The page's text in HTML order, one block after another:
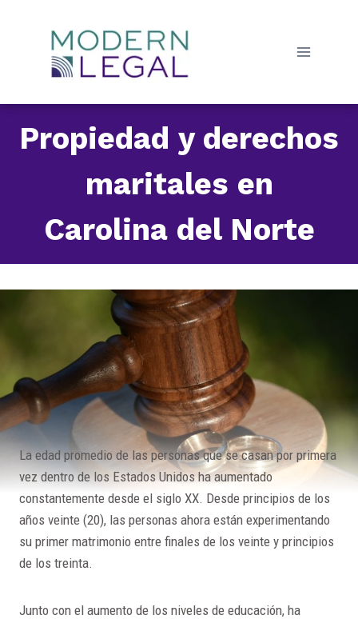
Propiedad y derechos
maritales en
Carolina del Norte
La edad promedio de las personas que se casan por primera
vez dentro de los Estados Unidos ha aumentado
constantemente desde el siglo XX. Desde principios de los
años veinte (20), las personas ahora están experimentando
su primer matrimonio entre finales de los veinte y principios
de los treinta.
Junto con el aumento de los niveles de educación, ha